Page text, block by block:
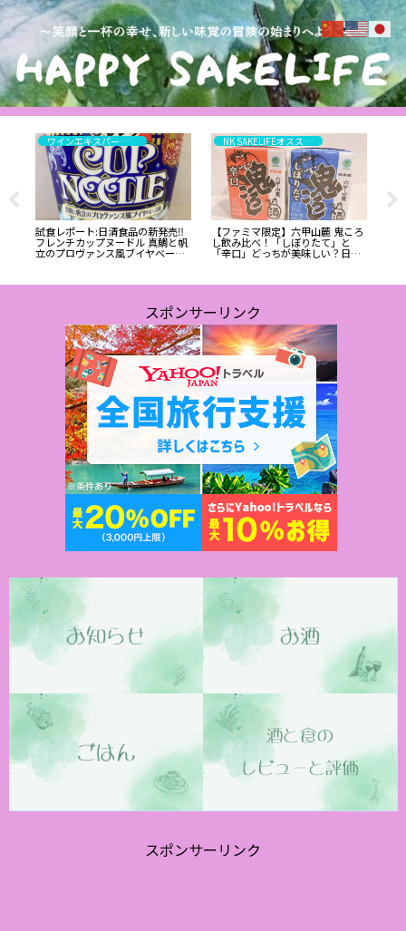
ワインエキスパート・料理人の試食と試飲のレポート
試食レポート:日清食品の新発売‼️
フレンチカップヌードル 真鯛と帆
立のプロヴァンス風ブイヤベース
NK SAKELIFEオススメ！高評価はこちら
【ファミマ限定】六甲山麓 鬼ころ
し飲み比べ！「しぼりたて」と
「辛口」どっちが美味しい？日本
飲レポ
スポンサーリンク
スポンサーリンク